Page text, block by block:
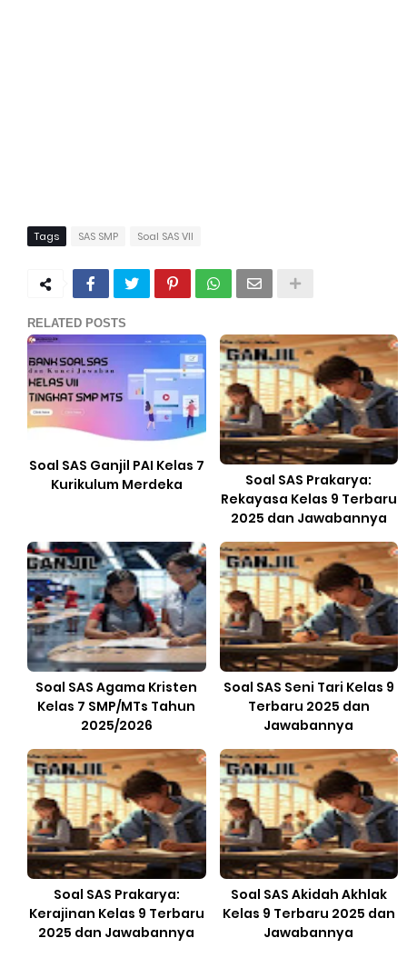
Tags SAS SMP Soal SAS VII
RELATED POSTS
Soal SAS Ganjil PAI Kelas 7
Kurikulum Merdeka
Soal SAS Prakarya:
Rekayasa Kelas 9 Terbaru
2025 dan Jawabannya
Soal SAS Agama Kristen
Kelas 7 SMP/MTs Tahun
2025/2026
Soal SAS Seni Tari Kelas 9
Terbaru 2025 dan
Jawabannya
Soal SAS Prakarya:
Kerajinan Kelas 9 Terbaru
2025 dan Jawabannya
Soal SAS Akidah Akhlak
Kelas 9 Terbaru 2025 dan
Jawabannya